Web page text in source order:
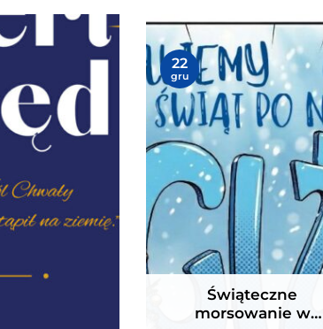
Świąteczne morsowanie
Giżycku. 28 grudnia 2025
📅 28 grudnia 2025
📍 Plaża miejska Giżycko
">
Świąteczne
morsowanie w
22
gru